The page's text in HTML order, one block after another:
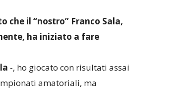
che il “nostro” Franco Sala,
ha iniziato a fare
-, ho giocato con risultati assai
amatoriali, ma